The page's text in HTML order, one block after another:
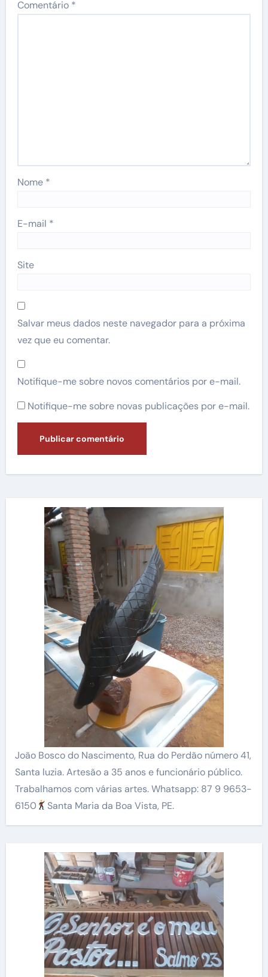
Comentário *
Nome *
E-mail *
Site
Salvar meus dados neste navegador para a próxima
vez que eu comentar.
Notifique-me sobre novos comentários por e-mail.
Notifique-me sobre novas publicações por e-mail.
João Bosco do Nascimento, Rua do Perdão número 41,
Santa luzia. Artesão a 35 anos e funcionário público.
Trabalhamos com várias artes. Whatsapp: 87 9 9653-
6150
Santa Maria da Boa Vista, PE.